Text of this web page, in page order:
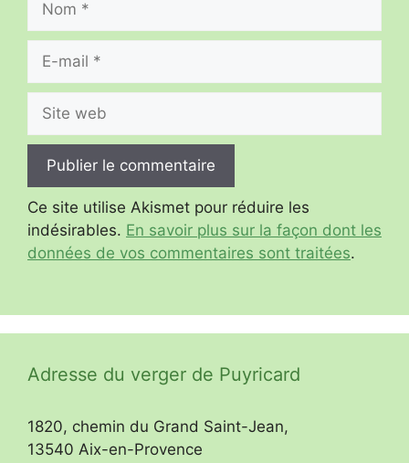
mail
web
Ce site utilise Akismet pour réduire les
indésirables. En savoir plus sur la façon dont les
données de vos commentaires sont traitées.
Adresse du verger de Puyricard
1820, chemin du Grand Saint-Jean,
13540 Aix-en-Provence